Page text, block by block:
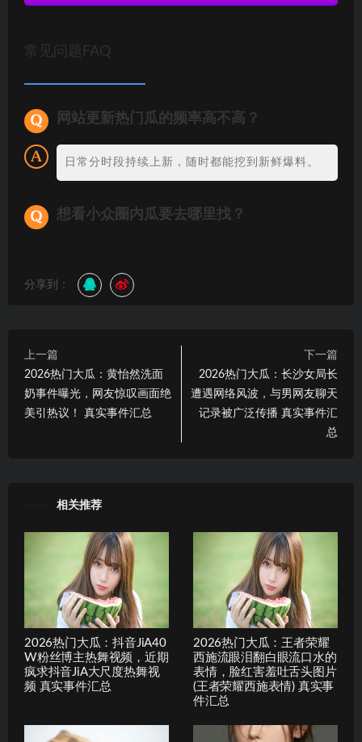
常见问题FAQ
网站更新热门瓜的频率高不高？
日常分时段持续上新，随时都能挖到新鲜爆料。
想看小众圈内瓜要去哪里找？
分享到：
上一篇
2026热门大瓜：黄怡然洗面
奶事件曝光，网友惊叹画面绝
美引热议！ 真实事件汇总
下一篇
2026热门大瓜：长沙女局长
遭遇网络风波，与男网友聊天
记录被广泛传播 真实事件汇
总
相关推荐
2026热门大瓜：抖音JiA40
W粉丝博主热舞视频，近期
疯求抖音JiA大尺度热舞视
频 真实事件汇总
2026热门大瓜：王者荣耀
西施流眼泪翻白眼流口水的
表情，脸红害羞吐舌头图片
(王者荣耀西施表情) 真实事
件汇总